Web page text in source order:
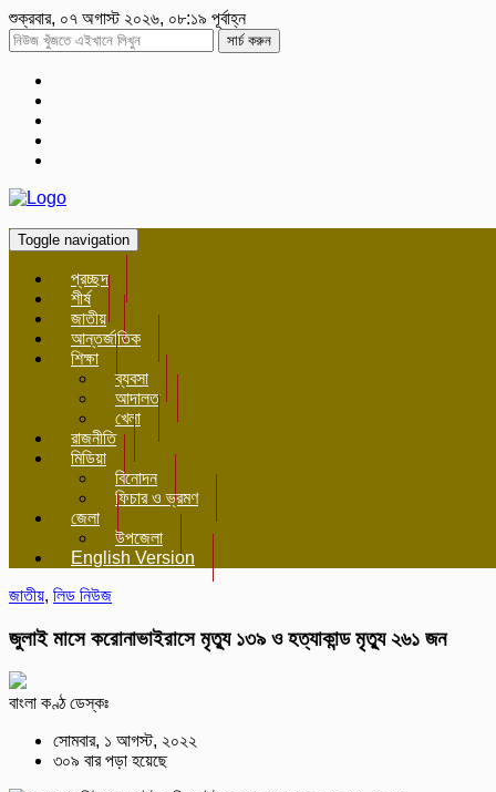
শুক্রবার, ০৭ অগাস্ট ২০২৬, ০৮:১৯ পূর্বাহ্ন
সার্চ করুন
Toggle navigation
প্রচ্ছদ
শীর্ষ
জাতীয়
আন্তর্জাতিক
শিক্ষা
ব্যবসা
আদালত
খেলা
রাজনীতি
মিডিয়া
বিনোদন
ফিচার ও ভ্রমণ
জেলা
উপজেলা
English Version
জাতীয়, লিড নিউজ
জুলাই মাসে করোনাভাইরাসে মৃত্যু ১৩৯ ও হত্যাকান্ড মৃত্যু ২৬১ জন
বাংলা কণ্ঠ ডেস্কঃ
সোমবার, ১ আগস্ট, ২০২২
৩০৯ বার পড়া হয়েছে